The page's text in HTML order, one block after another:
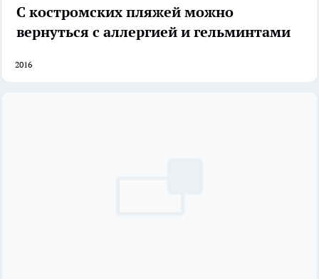
С костромских пляжей можно
вернуться с аллергией и гельминтами
2016